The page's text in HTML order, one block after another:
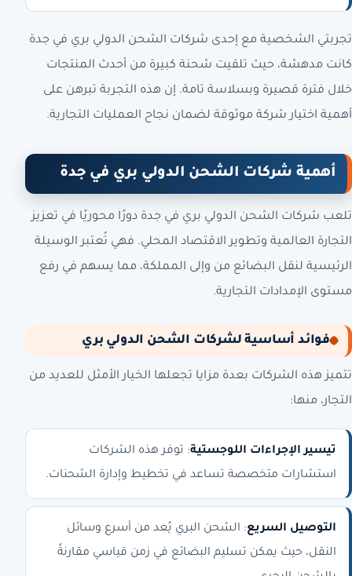
تجربتي الشخصية مع إحدى شركات الشحن الدولي بري في جدة
كانت مدهشة، حيث تلقيت شحنة كبيرة من أحدث المنتجات
خلال فترة قصيرة وبسلاسة تامة. إن هذه التجربة تبرهن على
أهمية اختيار شركة موثوقة لضمان نجاح العمليات التجارية.
أهمية شركات الشحن الدولي بري في جدة
تلعب شركات الشحن الدولي بري في جدة دورًا محوريًا في تعزيز
التجارة العالمية وتطوير الاقتصاد المحلي. فهي تُعتبر الوسيلة
الرئيسية لنقل البضائع من وإلى المملكة، مما يسهم في رفع
مستوى الإمدادات التجارية.
فوائد أساسية لشركات الشحن الدولي بري
تتميز هذه الشركات بعدة مزايا تجعلها الخيار الأمثل للعديد من
التجار، منها:
تيسير الإجراءات اللوجستية: توفر هذه الشركات
استشارات متخصصة تساعد في تخطيط وإدارة الشحنات.
التوصيل السريع: الشحن البري يُعد من أسرع وسائل
النقل، حيث يمكن تسليم البضائع في زمن قياسي مقارنةً